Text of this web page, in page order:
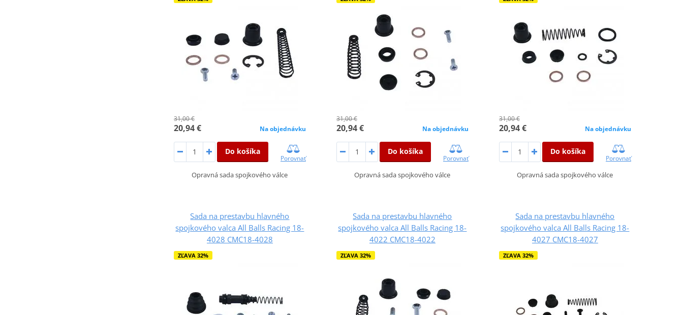
31,00 €
20,94 € Na objednávku
Do košíka
Porovnať
Opravná sada spojkového válce
31,00 €
20,94 € Na objednávku
Do košíka
Porovnať
Opravná sada spojkového válce
31,00 €
20,94 € Na objednávku
Do košíka
Porovnať
Opravná sada spojkového válce
Sada na prestavbu hlavného
spojkového valca All Balls Racing 18-
4028 CMC18-4028
ZĽAVA 32%
Sada na prestavbu hlavného
spojkového valca All Balls Racing 18-
4022 CMC18-4022
ZĽAVA 32%
Sada na prestavbu hlavného
spojkového valca All Balls Racing 18-
4027 CMC18-4027
ZĽAVA 32%